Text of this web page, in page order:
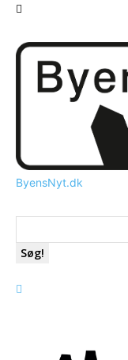
ByensNyt.dk
Søg!